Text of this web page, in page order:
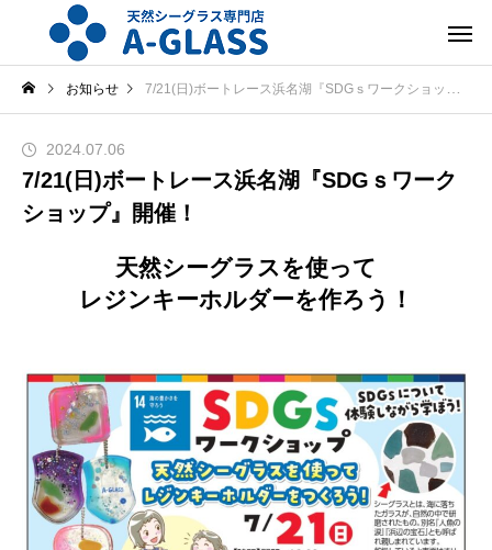
お知らせ 7/21(日)ボートレース浜名湖『SDGｓワークショップ』開催！
7/21(日)ボートレース浜名湖『SDGｓワーク
ショップ』開催！
2024.07.06
天然シーグラスを使って
レジンキーホルダーを作ろう！